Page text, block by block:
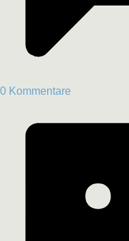
0 Kommentare